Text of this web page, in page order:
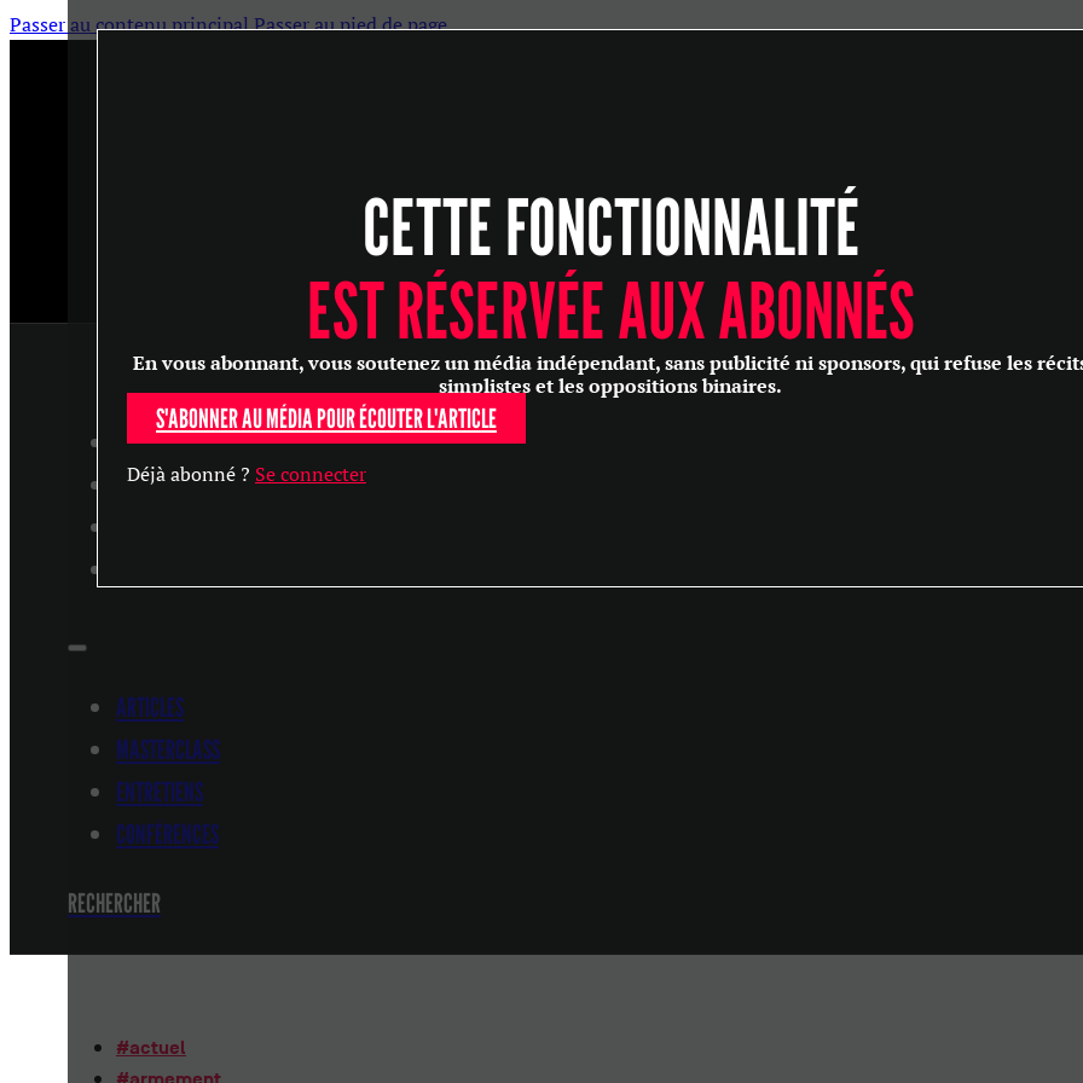
Passer au contenu principalPasser au pied de page
SANTÉ
PHILOSOPHIE
CULTURE
SOCIÉTÉ
ARTICLES
MASTERCLASS
ARTICLES
MASTERCLASS
ENTRETIENS
CONFÉRENCES
RECHERCHER
#actuel
CETTE FONCTIONNALITÉ
EST RÉSERVÉE AUX ABONNÉS
En vous abonnant, vous soutenez un média indépendant, sans publicité ni sponsors, qui refuse les
simplistes et les oppositions binaires.
S'ABONNER AU MÉDIA POUR ÉCOUTER L'ARTICLE
Déjà abonné ? Se connecter